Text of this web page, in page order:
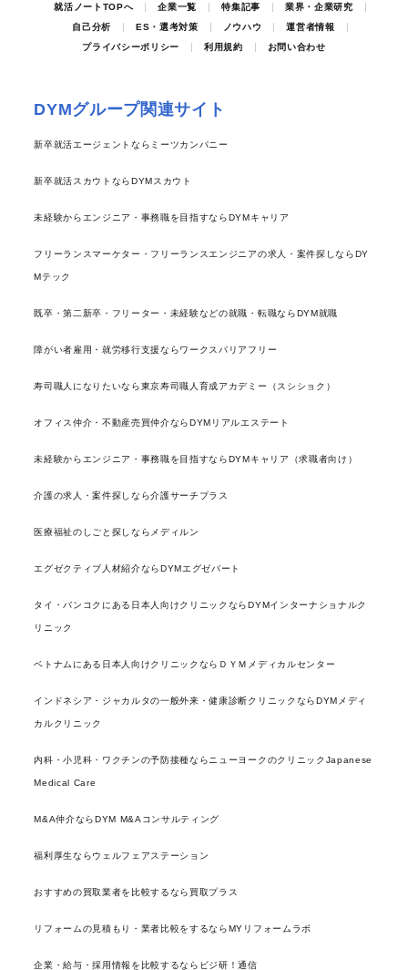
就活ノートTOPへ 企業一覧 特集記事
業界・企業研究
自己分析
ES・選考対策 ノウハウ
運営者情報
プライバシーポリシー
利用規約 お問い合わせ
DYMグループ関連サイト
新卒就活エージェントならミーツカンパニー
新卒就活スカウトならDYMスカウト
未経験からエンジニア・事務職を目指すならDYMキャリア
フリーランスマーケター・フリーランスエンジニアの求人・案件探しならDY
Mテック
既卒・第二新卒・フリーター・未経験などの就職・転職ならDYM就職
障がい者雇用・就労移行支援ならワークスバリアフリー
寿司職人になりたいなら東京寿司職人育成アカデミー（スシショク）
オフィス仲介・不動産売買仲介ならDYMリアルエステート
未経験からエンジニア・事務職を目指すならDYMキャリア（求職者向け）
介護の求人・案件探しなら介護サーチプラス
医療福祉のしごと探しならメディルン
エグゼクティブ人材紹介ならDYMエグゼパート
タイ・バンコクにある日本人向けクリニックならDYMインターナショナルク
リニック
ベトナムにある日本人向けクリニックならＤＹＭメディカルセンター
インドネシア・ジャカルタの一般外来・健康診断クリニックならDYMメディ
カルクリニック
内科・小児科・ワクチンの予防接種ならニューヨークのクリニックJapanese
Medical Care
M&A仲介ならDYM M&Aコンサルティング
福利厚生ならウェルフェアステーション
おすすめの買取業者を比較するなら買取プラス
リフォームの見積もり・業者比較をするならMYリフォームラボ
企業・給与・採用情報を比較するならビジ研！通信